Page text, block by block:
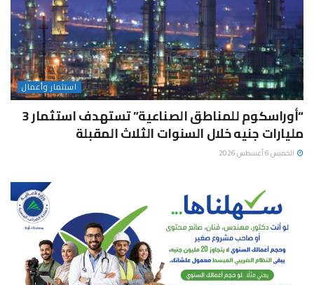
استثمار وأعمال
“أوراسكوم للمناطق الصناعية” تستهدف استثمار 3
مليارات جنيه خلال السنوات الثلاث المقبلة
الخميس 6 أغسطس 2026